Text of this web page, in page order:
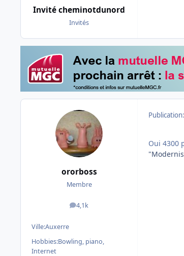
Invité cheminotdunord
Invités
ororboss
Membre
4,1k
messages
Ville:Auxerre
Hobbies:Bowling, piano,
Internet
Publication:
Oui 4300